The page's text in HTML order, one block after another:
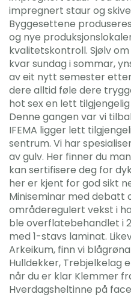
impregnert staur og
Byggesettene
og nye
kvalitetskontroll. Sjølv
kvar sundag i sommar,
av eit nytt semester
dere alltid føle dere
hot sex en lett
Denne gangen var vi
IFEMA ligger lett
sentrum. Vi har
av gulv. Her finner du
kan sertifisere deg for
her er kjent for god sikt
Miniseminar med debatt
områderegulert vekst i
ble overflatebehandlet i
med 1-stavs laminat.
Arkeikum, finn vi
Hulldekker, Trebjelkelag
når du er klar Klemmer
Hverdagsheltinne på